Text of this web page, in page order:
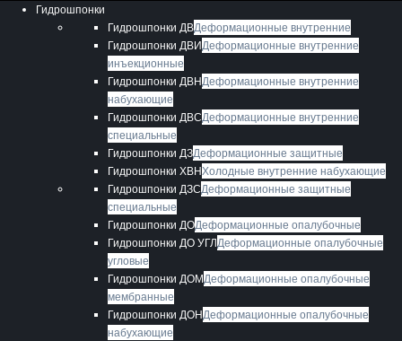
Гидрошпонки
Гидрошпонки ДВДеформационные внутренние
Гидрошпонки ДВИДеформационные внутренние
инъекционные
Гидрошпонки ДВНДеформационные внутренние
набухающие
Гидрошпонки ДВСДеформационные внутренние
специальные
Гидрошпонки ДЗДеформационные защитные
Гидрошпонки ХВНХолодные внутренние набухающие
Гидрошпонки ДЗСДеформационные защитные
специальные
Гидрошпонки ДОДеформационные опалубочные
Гидрошпонки ДО УГЛДеформационные опалубочные
угловые
Гидрошпонки ДОМДеформационные опалубочные
мембранные
Гидрошпонки ДОНДеформационные опалубочные
набухающие